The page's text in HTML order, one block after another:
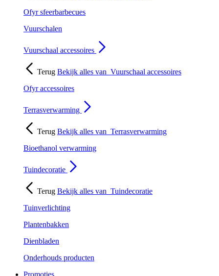
Ofyr sfeerbarbecues
Vuurschalen
Vuurschaal accessoires
Terug Bekijk alles van Vuurschaal accessoires
Ofyr accessoires
Terrasverwarming
Terug Bekijk alles van Terrasverwarming
Bioethanol verwarming
Tuindecoratie
Terug Bekijk alles van Tuindecoratie
Tuinverlichting
Plantenbakken
Dienbladen
Onderhouds producten
Promoties